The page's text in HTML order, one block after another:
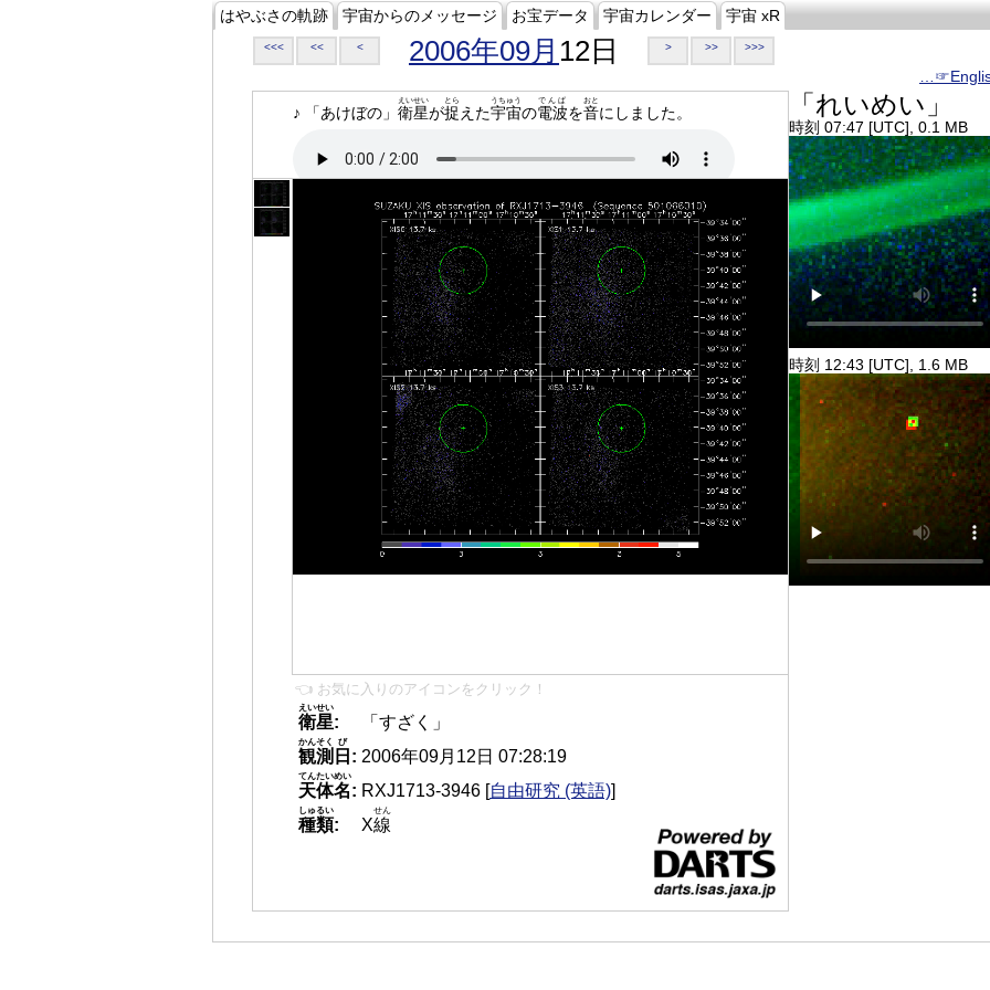
はやぶさの軌跡 宇宙からのメッセージ お宝データ 宇宙カレンダー 宇宙 xR
<<< << < 2006年09月 12日 > >> >>>
♪ 「あけぼの」 衛星
えいせい
が捉
とら
えた宇宙
うちゅう
の電波
でんぱ
を音
おと
にしました。
👈 お気に入りのアイコンをクリック！
衛星
えいせい
:
「すざく」
観測
かんそく
日
び
: 2006年09月12日 07:28:19
天体名
てんたいめい
: RXJ1713-3946 [自由研究 (英語)]
種類
しゅるい
: X線
せん
「れいめい」
時刻 07:47 [UTC], 0.1 MB
時刻 12:43 [UTC], 1.6 MB